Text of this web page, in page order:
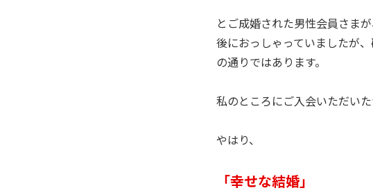
とご成婚された男性会員さま
後におっしゃっていましたが
の通りではあります。
私のところにご入会いただいた
やはり、
「幸せな結婚」